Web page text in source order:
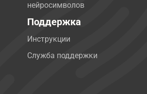
нейросимволов
Поддержка
Инструкции
Служба поддержки